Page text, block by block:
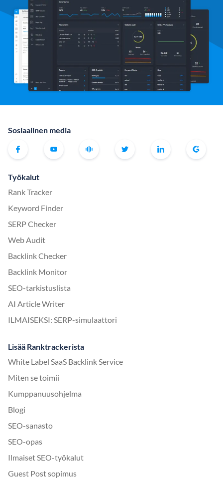
Sosiaalinen media
Työkalut
Rank Tracker
Keyword Finder
SERP Checker
Web Audit
Backlink Checker
Backlink Monitor
SEO-tarkistuslista
AI Article Writer
ILMAISEKSI: SERP-simulaattori
Lisää Ranktrackerista
White Label SaaS Backlink Service
Miten se toimii
Kumppanuusohjelma
Blogi
SEO-sanasto
SEO-opas
Ilmaiset SEO-työkalut
Guest Post sopimus